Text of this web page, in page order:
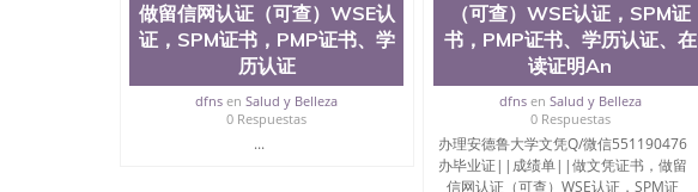
做留信网认证（可查）WSE认
证，SPM证书，PMP证书、学
历认证
dfns enSalud y Belleza
0 Respuestas
...
（可查）WSE认证，SPM证
书，PMP证书、学历认证、在
读证明An
dfnsen Salud y Belleza
0 Respuestas
办理安德鲁大学文凭Q/微信551190476
办毕业证||成绩单||做文凭证书，做留
信网认证（可查）WSE认证，SPM证